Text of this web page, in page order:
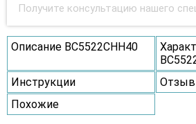
Получите консультацию нашего
Описание ВС5522СНН40
Инструкции
Похожие